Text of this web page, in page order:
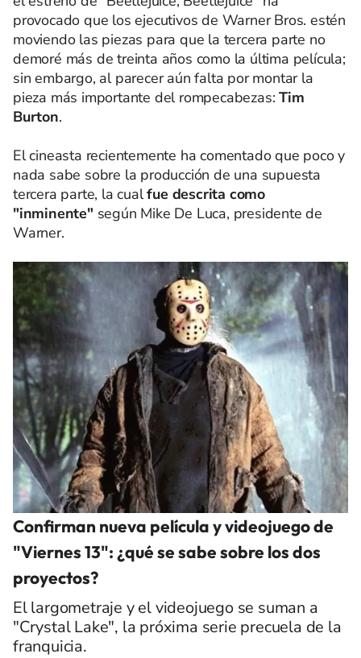
provocado que los ejecutivos de Warner Bros. estén
moviendo las piezas para que la tercera parte no
demoré más de treinta años como la última película;
sin embargo, al parecer aún falta por montar la
pieza más importante del rompecabezas:Tim
Burton.
El cineasta recientemente ha comentado que poco y
nada sabe sobre la producción de una supuesta
tercera parte, la cualfue descrita como
"inminente" según Mike De Luca, presidente de
Warner.
Confirman nueva película y videojuego de
"Viernes 13": ¿qué se sabe sobre los dos
proyectos?
El largometraje y el videojuego se suman a
"Crystal Lake", la próxima serie precuela de la
franquicia.